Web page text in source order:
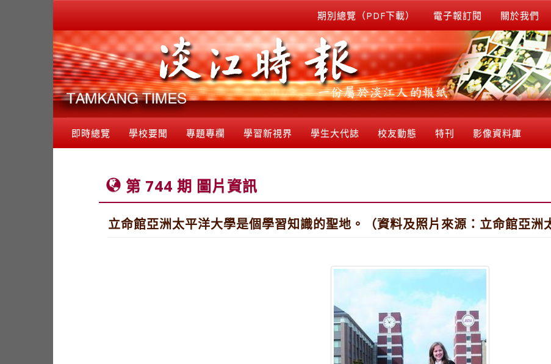
期別總覽（PDF下載） 電子報訂閱 關於我們
即時總覽 學校要聞 專題專欄 學習新視界 學生大代誌 校友動態 特刊 影像資料庫
第 744 期 圖片資訊
立命館亞洲太平洋大學是個學習知識的聖地。（資料及照片來源：立命館亞洲